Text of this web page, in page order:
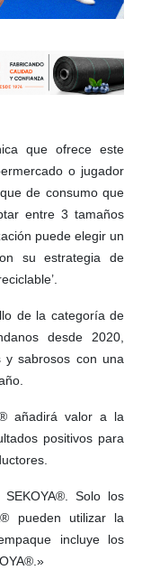
que ofrece este
o jugador
de consumo que
entre 3 tamaños
puede elegir un
su estrategia de
de la categoría de
desde 2020,
y sabrosos con una
añadirá valor a la
positivos para
Solo los
pueden utilizar la
incluye los